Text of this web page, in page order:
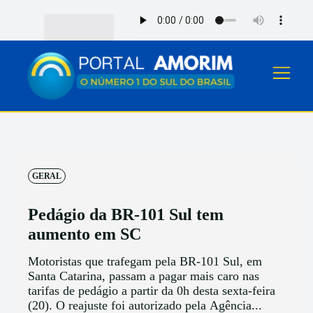
GERAL
Pedágio da BR-101 Sul tem
aumento em SC
Motoristas que trafegam pela BR-101 Sul, em
Santa Catarina, passam a pagar mais caro nas
tarifas de pedágio a partir da 0h desta sexta-feira
(20). O reajuste foi autorizado pela Agência...